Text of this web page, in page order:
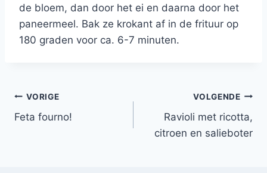
de bloem, dan door het ei en daarna door het
paneermeel. Bak ze krokant af in de frituur op
180 graden voor ca. 6-7 minuten.
Bericht
navigatie
VORIGE
Feta fourno!
VOLGENDE
Ravioli met ricotta,
citroen en salieboter